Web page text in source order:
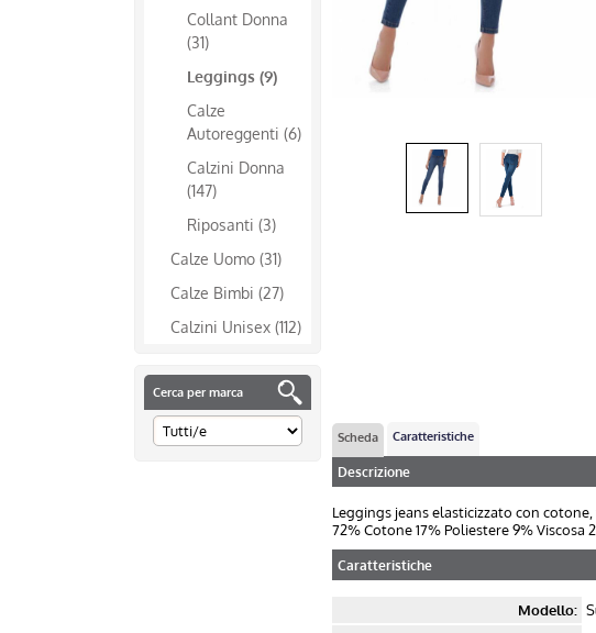
Collant Donna
(31)
Leggings (9)
Calze
Autoreggenti (6)
Calzini Donna
(147)
Riposanti (3)
Calze Uomo (31)
Calze Bimbi (27)
Calzini Unisex (112)
Cerca per marca
Scheda Caratteristiche
Descrizione
Leggings jeans elasticizzato con
72% Cotone 17% Poliestere 9% Viscosa
Caratteristiche
Modello: